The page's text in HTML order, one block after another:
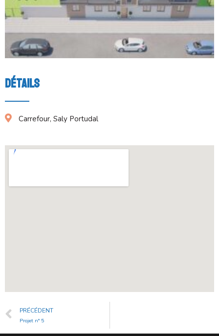
Détails
Carrefour, Saly Portudal
PRÉCÉDENT
Projet n° 5